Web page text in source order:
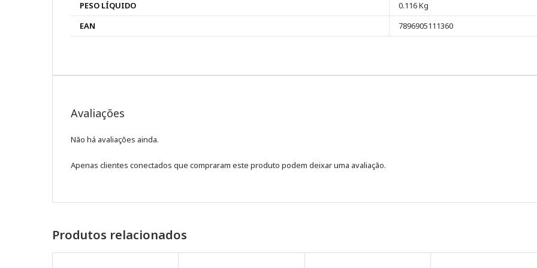
PESO LÍQUIDO
0.116 Kg
EAN
7896905111360
Avaliações
Não há avaliações ainda.
Apenas clientes conectados que compraram este produto podem deixar uma avaliação.
Produtos relacionados